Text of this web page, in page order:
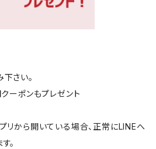
さい。
ーポンもプレゼント
リから開いている場合、正常にLINEへ
。